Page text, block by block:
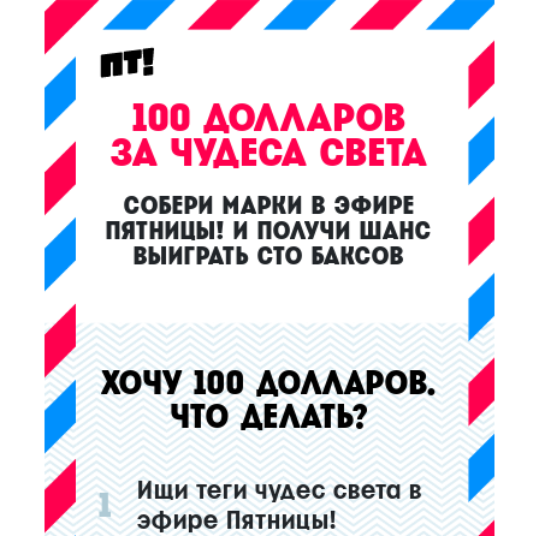
100 ДОЛЛАРОВ
ЗА ЧУДЕСА СВЕТА
СОБЕРИ МАРКИ В ЭФИРЕ
ПЯТНИЦЫ! И ПОЛУЧИ ШАНС
ВЫИГРАТЬ СТО БАКСОВ
ХОЧУ 100 ДОЛЛАРОВ.
ЧТО ДЕЛАТЬ?
1
Ищи теги чудес света в
эфире Пятницы!